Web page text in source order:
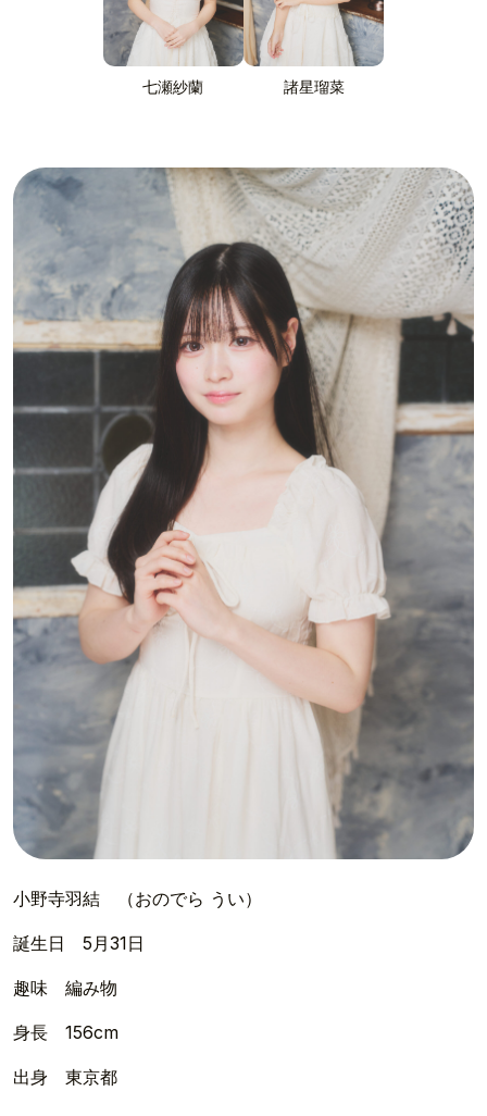
七瀬紗蘭 諸星瑠菜
小野寺羽結 （おのでら うい）
誕生日 5月31日
趣味 編み物
身長 156cm
出身 東京都